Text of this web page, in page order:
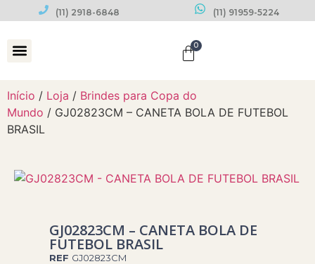
(11) 2918-6848 (11) 91959-5224
0
Início / Loja / Brindes para Copa do
Mundo / GJ02823CM – CANETA BOLA DE FUTEBOL
BRASIL
GJ02823CM – CANETA BOLA DE
FUTEBOL BRASIL
REF GJ02823CM